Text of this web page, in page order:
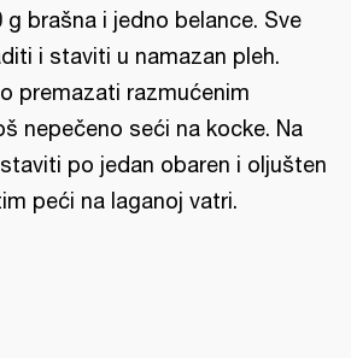
g brašna i jedno belance. Sve
i staviti u namazan pleh.
premazati razmućenim
nepečeno seći na kocke. Na
po jedan obaren i oljušten
peći na laganoj vatri.